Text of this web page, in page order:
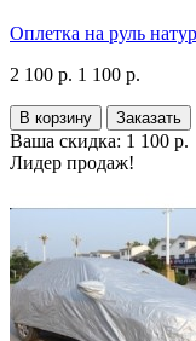
Оплетка на руль
2 100 р. 1 100 р.
В корзину Заказать
Ваша скидка: 1 100 р.
Лидер продаж!